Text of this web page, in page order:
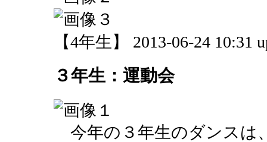
【4年生】 2013-06-24 10:31
３年生：運動会
今年の３年生のダンスは